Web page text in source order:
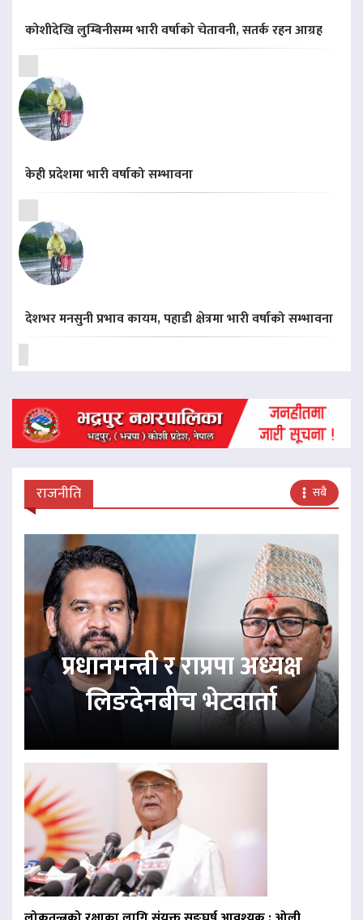
कोशीदेखि लुम्बिनीसम्म भारी वर्षाको चेतावनी, सतर्क रहन आग्रह
केही प्रदेशमा भारी वर्षाको सम्भावना
देशभर मनसुनी प्रभाव कायम, पहाडी क्षेत्रमा भारी वर्षाको सम्भावना
राजनीति सबै
प्रधानमन्त्री र राप्रपा अध्यक्ष
लिङदेनबीच भेटवार्ता